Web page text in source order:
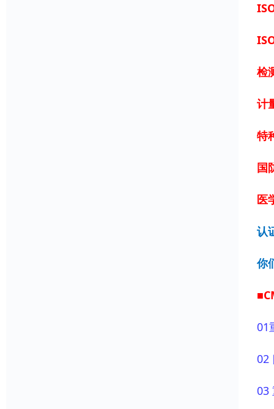
检
计
特
国
医
认
你
01
02
03